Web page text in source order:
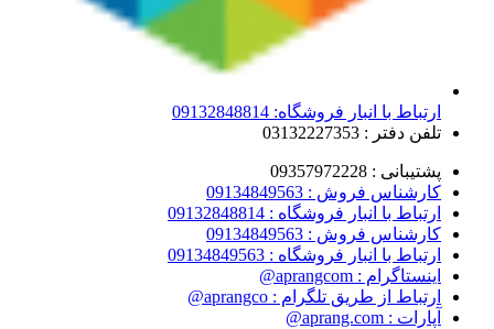
ارتباط با انبار فروشگاه: 09132848814
تلفن دفتر : 03132227353
پشتیبانی : 09357972228
کارشناس فروش : 09134849563
ارتباط با انبار فروشگاه : 09132848814
کارشناس فروش : 09134849563
ارتباط با انبار فروشگاه : 09134849563
اینستاگرام : aprangcom@
ارتباط از طریق تلگرام : aprangco@
آپارات : aprang.com@